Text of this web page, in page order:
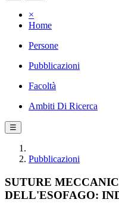
×
Home
Persone
Pubblicazioni
Facoltà
Ambiti Di Ricerca
☰
Pubblicazioni
SUTURE
DELL'ESOFAGO: